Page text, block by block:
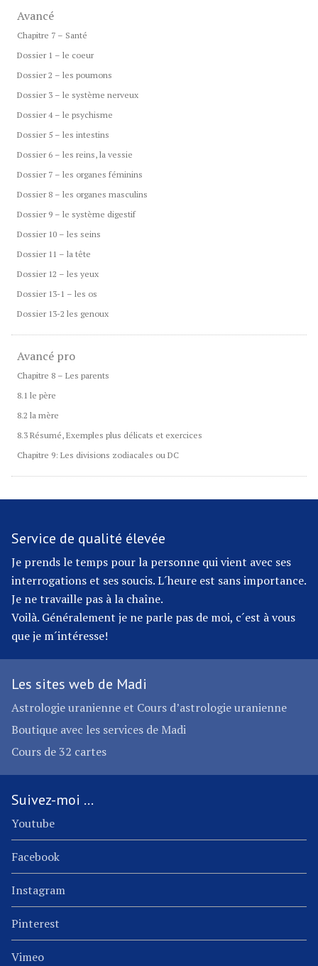
Avancé
Chapitre 7 – Santé
Dossier 1 – le coeur
Dossier 2 – les poumons
Dossier 3 – le système nerveux
Dossier 4 – le psychisme
Dossier 5 – les intestins
Dossier 6 – les reins, la vessie
Dossier 7 – les organes féminins
Dossier 8 – les organes masculins
Dossier 9 – le système digestif
Dossier 10 – les seins
Dossier 11 – la tête
Dossier 12 – les yeux
Dossier 13-1 – les os
Dossier 13-2 les genoux
Avancé pro
Chapitre 8 – Les parents
8.1 le père
8.2 la mère
8.3 Résumé, Exemples plus délicats et exercices
Chapitre 9: Les divisions zodiacales ou DC
Service de qualité élevée
Je prends le temps pour la personne qui vient avec ses
interrogations et ses soucis. L´heure est sans importance.
Je ne travaille pas à la chaîne.
Voilà. Généralement je ne parle pas de moi, c´est à vous
que je m´intéresse!
Les sites web de Madi
Astrologie uranienne et Cours d’astrologie uranienne
Boutique avec les services de Madi
Cours de 32 cartes
Suivez-moi …
Youtube
Facebook
Instagram
Pinterest
Vimeo